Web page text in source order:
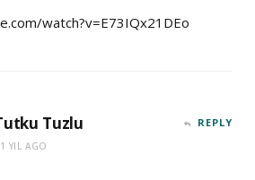
watch?v=E73IQx21DEo
Tuzlu
YIL AGO
REPLY